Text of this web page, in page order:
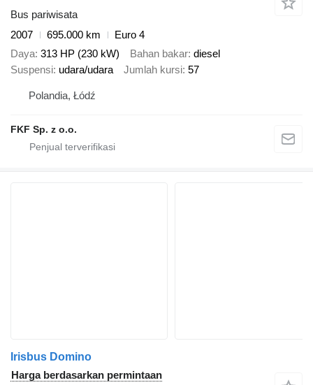
Bus pariwisata
2007
695.000 km
Euro 4
Daya 313 HP (230 kW) Bahan bakar diesel
Suspensi udara/udara Jumlah kursi 57
Polandia, Łódź
FKF Sp. z o.o.
Irisbus Domino
Harga berdasarkan permintaan